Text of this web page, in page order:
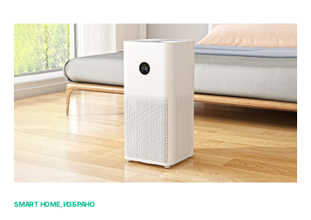
SMART HOME ИЗБРАНО